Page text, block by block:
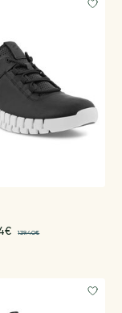
139.40€